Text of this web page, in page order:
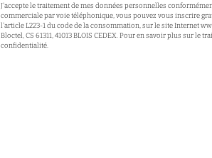
J'accepte le traitement de mes données personnelles
commerciale par voie téléphonique, vous pouvez vous inscrire
l'article L223-1 du code de la consommation, sur le site Internet
Bloctel, CS 61311, 41013 BLOIS CEDEX. Pour en savoir plus sur
confidentialité.